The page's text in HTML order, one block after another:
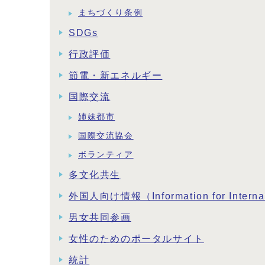
まちづくり条例
SDGs
行政評価
節電・新エネルギー
国際交流
姉妹都市
国際交流協会
ボランティア
多文化共生
外国人向け情報（Information for
男女共同参画
女性のためのポータルサイト
統計